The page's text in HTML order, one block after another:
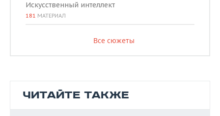
Искусственный интеллект
181 МАТЕРИАЛ
Все сюжеты
ЧИТАЙТЕ ТАКЖЕ